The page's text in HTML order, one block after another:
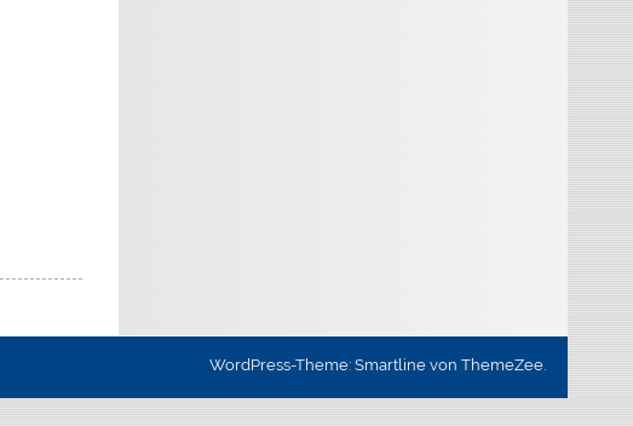
WordPress-Theme: Smartline von ThemeZee.